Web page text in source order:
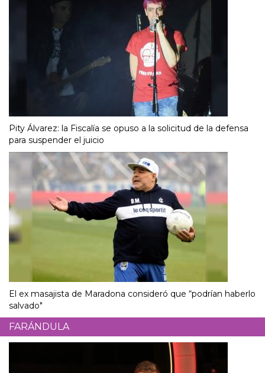
Pity Álvarez: la Fiscalía se opuso a la solicitud de la defensa
para suspender el juicio
El ex masajista de Maradona consideró que “podrían haberlo
salvado"
FARÁNDULA